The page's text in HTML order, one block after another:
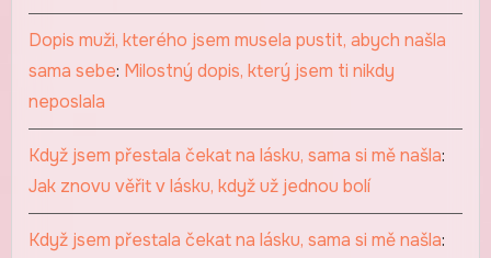
Dopis muži, kterého jsem musela pustit, abych našla
sama sebe: Milostný dopis, který jsem ti nikdy
neposlala
Když jsem přestala čekat na lásku, sama si mě našla:
Jak znovu věřit v lásku, když už jednou bolí
Když jsem přestala čekat na lásku, sama si mě našla: